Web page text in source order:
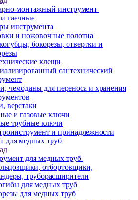
монтажный инструмент
гаечные
инструмента
и ножовочные полотна
бокорезы, отвертки и
клещи
сантехнический
чемоданы для переноса и хранения
верстаки
и газовые ключи
трубные ключи
и принадлежности
для медных труб
для медных труб
отбортовщики,
труборасширители
для медных труб
для медных труб